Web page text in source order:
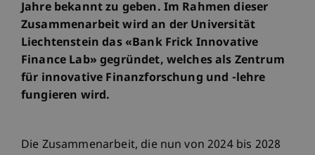
Jahre bekannt zu geben. Im Rahmen dieser
Zusammenarbeit wird an der Universität
Liechtenstein das «Bank Frick Innovative
Finance Lab» gegründet, welches als Zentrum
für innovative Finanzforschung und -lehre
fungieren wird.
Die Zusammenarbeit, die nun von 2024 bis 2028